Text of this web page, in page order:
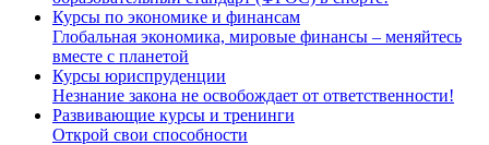
Курсы по экономике и финансам
Глобальная экономика, мировые финансы – меняйтесь
вместе с планетой
Курсы юриспруденции
Незнание закона не освобождает от ответственности!
Развивающие курсы и тренинги
Открой свои способности